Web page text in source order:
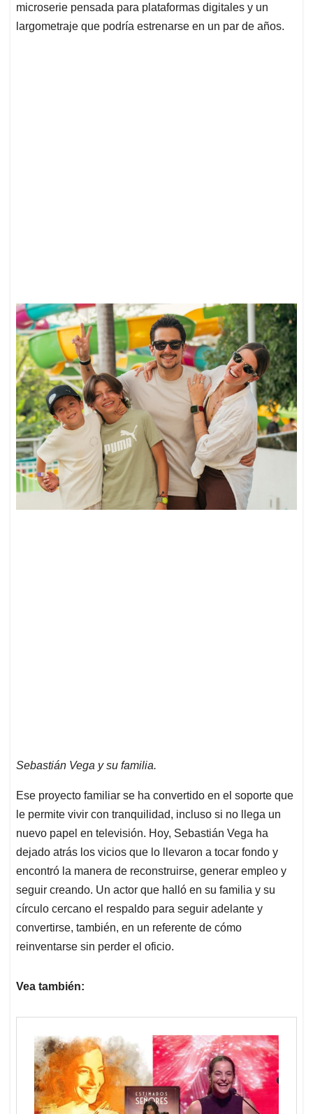
microserie pensada para plataformas digitales y un
largometraje que podría estrenarse en un par de años.
Sebastián Vega y su familia.
Ese proyecto familiar se ha convertido en el soporte que
le permite vivir con tranquilidad, incluso si no llega un
nuevo papel en televisión. Hoy, Sebastián Vega ha
dejado atrás los vicios que lo llevaron a tocar fondo y
encontró la manera de reconstruirse, generar empleo y
seguir creando. Un actor que halló en su familia y su
círculo cercano el respaldo para seguir adelante y
convertirse, también, en un referente de cómo
reinventarse sin perder el oficio.
Vea también: